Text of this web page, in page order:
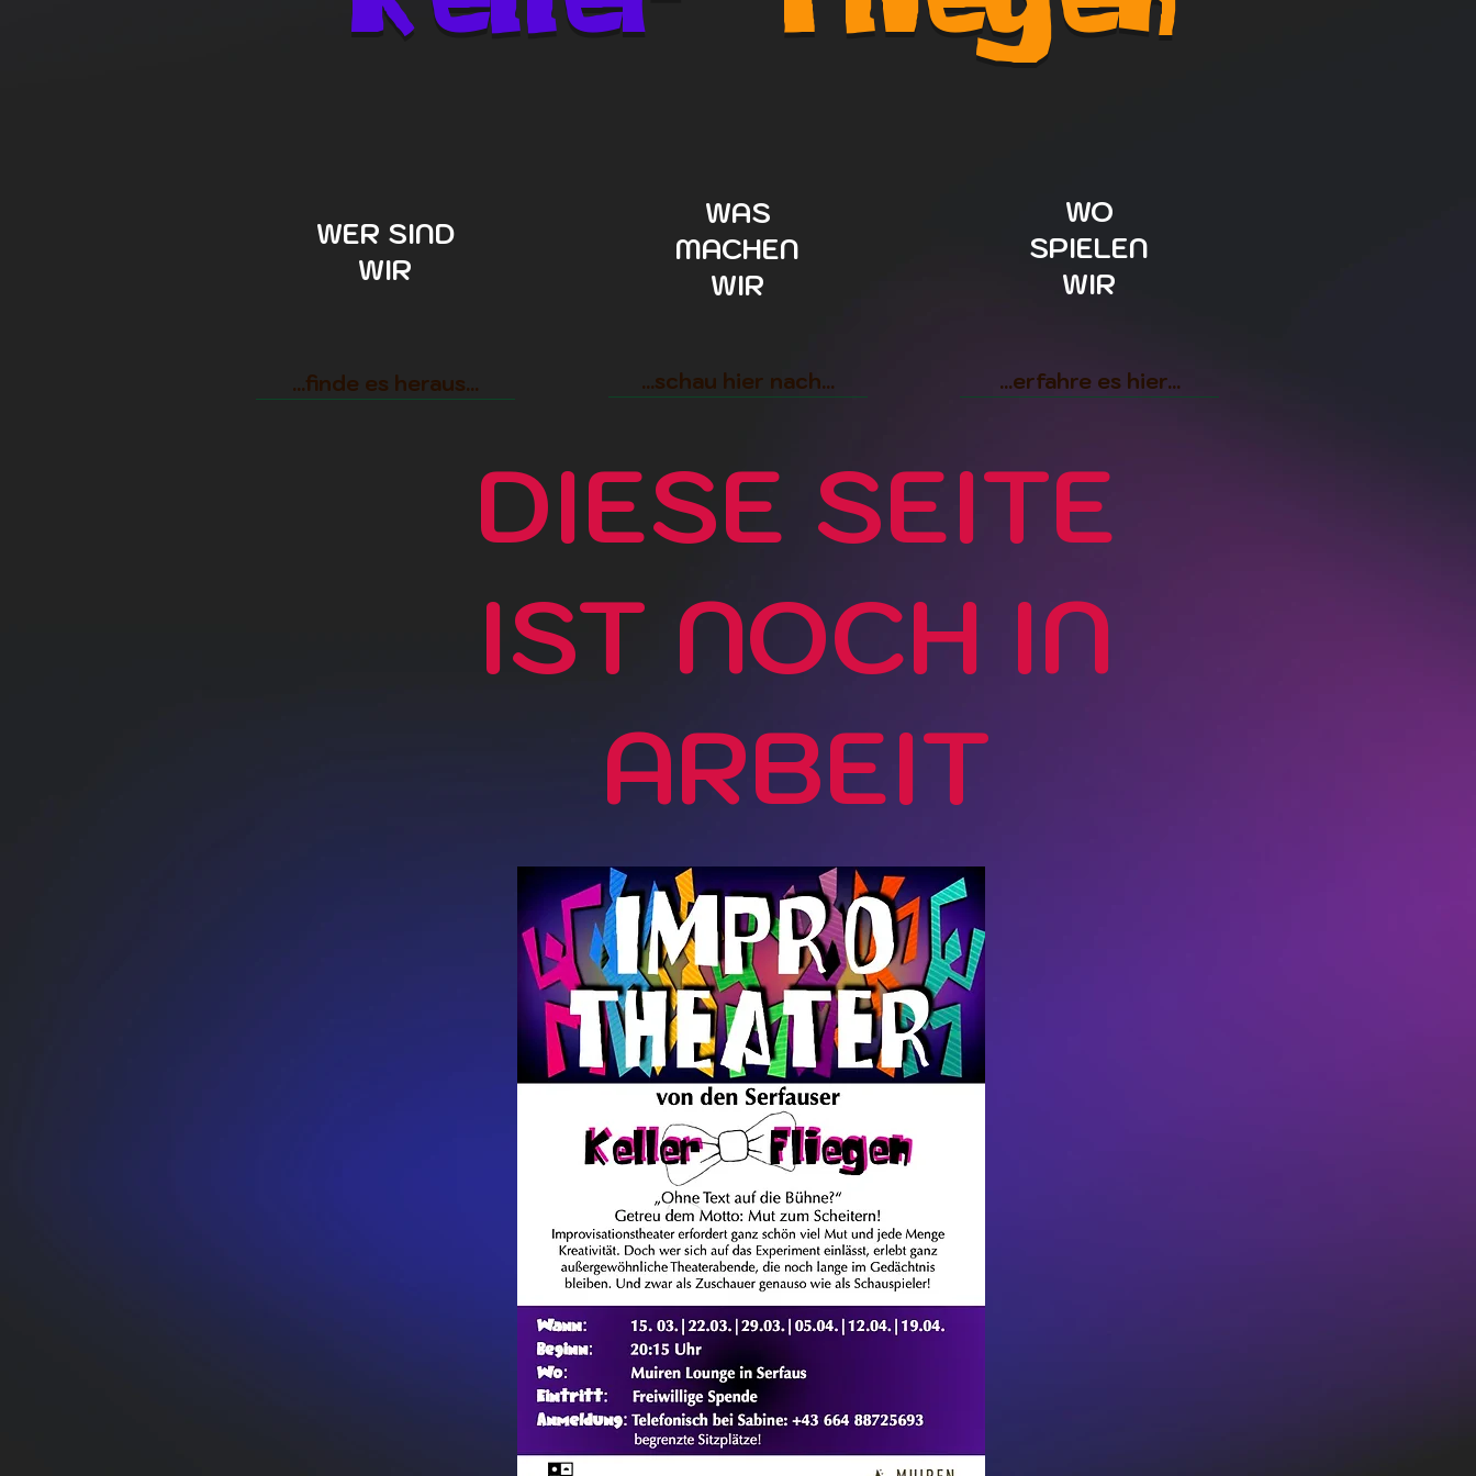
WER SIND
WIR
...finde es heraus...
WAS
MACHEN
WIR
...schau hier nach...
WO
SPIELEN
WIR
...erfahre es hier...
DIESE SEITE
IST NOCH IN
ARBEIT